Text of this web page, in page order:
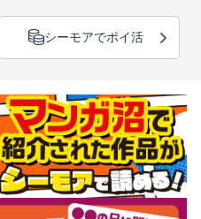
シーモアでポイ活